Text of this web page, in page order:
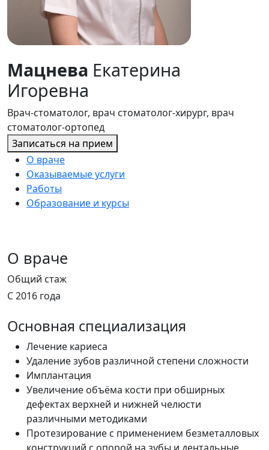
Мацнева Екатерина
Игоревна
Врач-стоматолог, врач стоматолог-хирург, врач
стоматолог-ортопед
Записаться на прием
О враче
Оказываемые услуги
Работы
Образование и курсы
О враче
Общий стаж
С 2016 года
Основная специализация
Лечение кариеса
Удаление зубов различной степени сложности
Имплантация
Увеличение объёма кости при обширных
дефектах верхней и нижней челюсти
различными методиками
Протезирование с применением безметалловых